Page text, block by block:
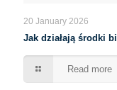
20 January 2026
Jak działają środki
Read more